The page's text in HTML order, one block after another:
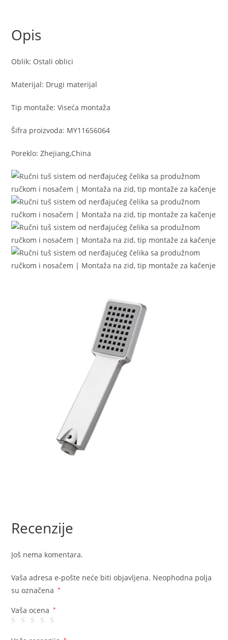
Opis
Oblik: Ostali oblici
Materijal: Drugi materijal
Tip montaže: Viseća montaža
Šifra proizvoda: MY11656064
Poreklo: Zhejiang,China
Recenzije
Još nema komentara.
Vaša adresa e-pošte neće biti objavljena. Neophodna polja
su označena
*
Vaša ocena *